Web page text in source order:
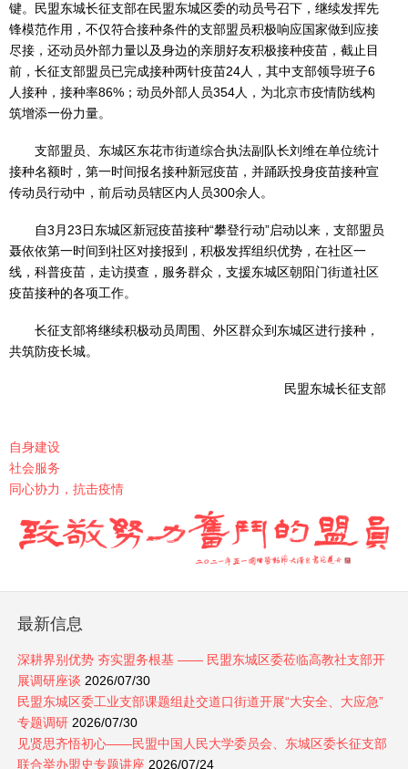
键。民盟东城长征支部在民盟东城区委的动员号召下，继续发挥先
锋模范作用，不仅符合接种条件的支部盟员积极响应国家做到应接
尽接，还动员外部力量以及身边的亲朋好友积极接种疫苗，截止目
前，长征支部盟员已完成接种两针疫苗24人，其中支部领导班子6
人接种，接种率86%；动员外部人员354人，为北京市疫情防线构
筑增添一份力量。
支部盟员、东城区东花市街道综合执法副队长刘维在单位统计
接种名额时，第一时间报名接种新冠疫苗，并踊跃投身疫苗接种宣
传动员行动中，前后动员辖区内人员300余人。
自3月23日东城区新冠疫苗接种“攀登行动”启动以来，支部盟员
聂依依第一时间到社区对接报到，积极发挥组织优势，在社区一
线，科普疫苗，走访摸查，服务群众，支援东城区朝阳门街道社区
疫苗接种的各项工作。
长征支部将继续积极动员周围、外区群众到东城区进行接种，
共筑防疫长城。
民盟东城长征支部
自身建设
社会服务
同心协力，抗击疫情
最新信息
深耕界别优势 夯实盟务根基 —— 民盟东城区委莅临高教社支部开
展调研座谈 2026/07/30
民盟东城区委工业支部课题组赴交道口街道开展“大安全、大应急”
专题调研2026/07/30
见贤思齐悟初心——民盟中国人民大学委员会、东城区委长征支部
联合举办盟史专题讲座 2026/07/24